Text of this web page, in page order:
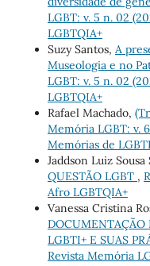
LGBT: v. 5 n. 02
LGBTQIA+
Suzy Santos, A
Museologia e no
LGBT: v. 5 n. 02
LGBTQIA+
Rafael Machado,
Memória LGBT: v.
Memórias de
Jaddson Luiz Sousa
QUESTÃO LGBT ,
Afro LGBTQIA+
Vanessa Cristina
DOCUMENTAÇÃO
LGBTI+ E SUAS
Revista Memória